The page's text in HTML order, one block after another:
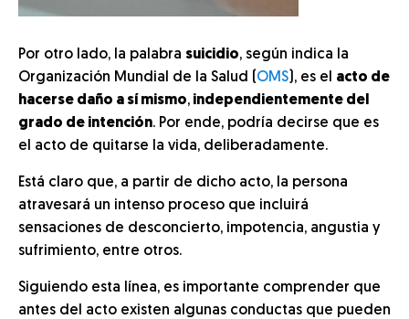
Por otro lado, la palabra suicidio, según indica la
Organización Mundial de la Salud (OMS), es el acto de
hacerse daño a sí mismo, independientemente del
grado de intención. Por ende, podría decirse que es
el acto de quitarse la vida, deliberadamente.
Está claro que, a partir de dicho acto, la persona
atravesará un intenso proceso que incluirá
sensaciones de desconcierto, impotencia, angustia y
sufrimiento, entre otros.
Siguiendo esta línea, es importante comprender que
antes del acto existen algunas conductas que pueden